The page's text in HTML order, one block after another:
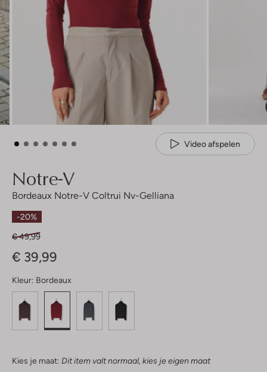
Video afspelen
Notre-V
Bordeaux Notre-V Coltrui Nv-Gelliana
-20%
€ 49,99
€ 39,99
Kleur: Bordeaux
Kies je maat: Dit item valt normaal, kies je eigen maat